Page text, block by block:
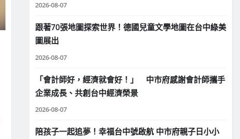
2026-08-07
跟著70張地圖探索世界！德國兒童文學地圖在台中綠美
圖展出
2026-08-07
「會計師好，經濟就會好！」 中市府感謝會計師攜手
企業成長、共創台中經濟榮景
2026-08-07
陪孩子一起追夢！幸福台中號啟航 中市府親子日小小